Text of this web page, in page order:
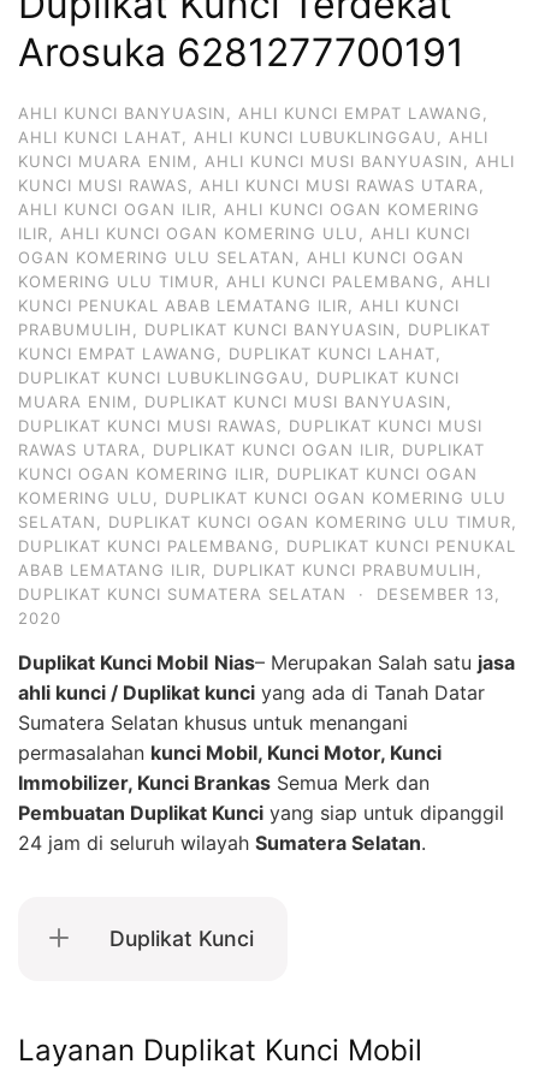
Arosuka 6281277700191
AHLI KUNCI BANYUASIN, AHLI KUNCI EMPAT LAWANG,
AHLI KUNCI LAHAT, AHLI KUNCI LUBUKLINGGAU, AHLI
KUNCI MUARA ENIM, AHLI KUNCI MUSI BANYUASIN, AHLI
KUNCI MUSI RAWAS, AHLI KUNCI MUSI RAWAS UTARA,
AHLI KUNCI OGAN ILIR, AHLI KUNCI OGAN KOMERING
ILIR, AHLI KUNCI OGAN KOMERING ULU, AHLI KUNCI
OGAN KOMERING ULU SELATAN, AHLI KUNCI OGAN
KOMERING ULU TIMUR, AHLI KUNCI PALEMBANG, AHLI
KUNCI PENUKAL ABAB LEMATANG ILIR, AHLI KUNCI
PRABUMULIH, DUPLIKAT KUNCI BANYUASIN, DUPLIKAT
KUNCI EMPAT LAWANG, DUPLIKAT KUNCI LAHAT,
DUPLIKAT KUNCI LUBUKLINGGAU, DUPLIKAT KUNCI
MUARA ENIM, DUPLIKAT KUNCI MUSI BANYUASIN,
DUPLIKAT KUNCI MUSI RAWAS, DUPLIKAT KUNCI MUSI
RAWAS UTARA, DUPLIKAT KUNCI OGAN ILIR, DUPLIKAT
KUNCI OGAN KOMERING ILIR, DUPLIKAT KUNCI OGAN
KOMERING ULU, DUPLIKAT KUNCI OGAN KOMERING ULU
SELATAN, DUPLIKAT KUNCI OGAN KOMERING ULU TIMUR,
DUPLIKAT KUNCI PALEMBANG, DUPLIKAT KUNCI PENUKAL
ABAB LEMATANG ILIR, DUPLIKAT KUNCI PRABUMULIH,
DUPLIKAT KUNCI SUMATERA SELATAN
·
DESEMBER 13,
2020
Duplikat Kunci Mobil Nias– Merupakan Salah satu jasa
ahli kunci / Duplikat kunci yang ada di Tanah Datar
Sumatera Selatan khusus untuk menangani
permasalahan kunci Mobil, Kunci Motor, Kunci
Immobilizer, Kunci Brankas Semua Merk dan
Pembuatan Duplikat Kunci yang siap untuk dipanggil
24 jam di seluruh wilayah Sumatera Selatan.
Duplikat Kunci
Layanan Duplikat Kunci Mobil